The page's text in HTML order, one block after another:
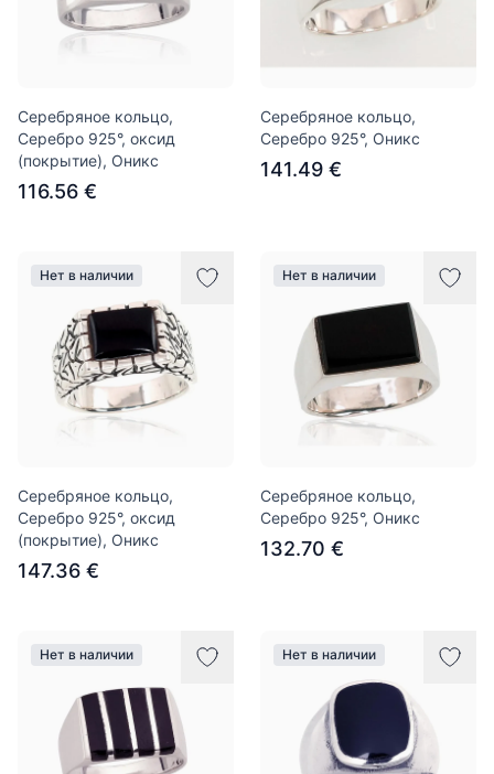
Серебряное кольцо,
Серебро 925°, оксид
(покрытие), Оникс
116.56 €
Серебряное кольцо,
Серебро 925°, Оникс
141.49 €
Нет в наличии
Серебряное кольцо,
Серебро 925°, оксид
(покрытие), Оникс
147.36 €
Нет в наличии
Серебряное кольцо,
Серебро 925°, Оникс
132.70 €
Нет в наличии Нет в наличии